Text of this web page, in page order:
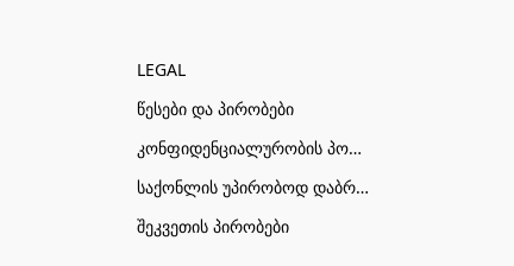
LEGAL
წესები და პირობები
კონფიდენციალურობის პოლიტიკა
საქონლის უპირობოდ დაბრუნების პირობები
შეკვეთის პირობები